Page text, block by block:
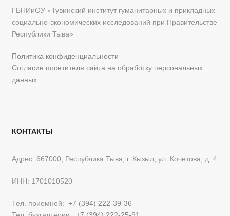
ГБНИиОУ «Тувинский институт гуманитарных и прикладных
социально-экономических исследований при Правительстве
Республики Тыва»
Политика конфиденциальности
Согласие посетителя сайта на обработку персональных
данных
КОНТАКТЫ
Адрес: 667000, Республика Тыва, г. Кызыл, ул. Кочетова, д. 4
ИНН: 1701010520
Тел. приемной: +7 (394) 222-39-36